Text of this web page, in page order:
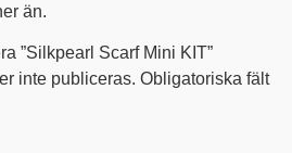
än.
”Silkpearl Scarf Mini KIT”
inte publiceras. Obligatoriska fält